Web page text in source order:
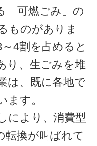
「可燃ごみ」の
ものがありま
4割を占めると
り、生ごみを堆
は、既に各地で
ます。
により、消費型
転換が叫ばれて